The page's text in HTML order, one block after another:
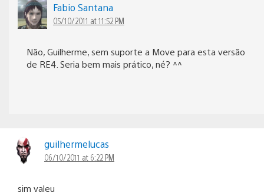
Fabio Santana
05/10/2011 at 11:52 PM
Não, Guilherme, sem suporte a Move para esta versão
de RE4. Seria bem mais prático, né? ^^
guilhermelucas
06/10/2011 at 6:22 PM
sim valeu